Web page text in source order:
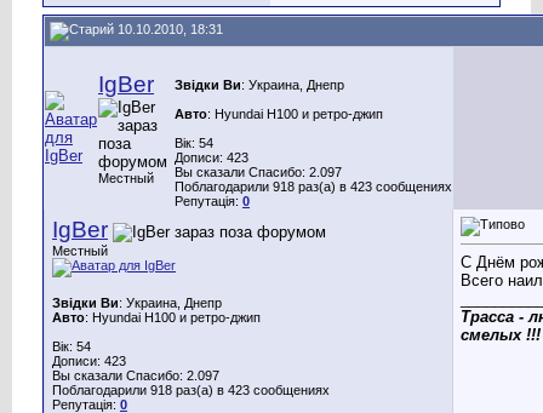
10.10.2010, 18:31
IgBer
Местный
Звідки Ви: Украина, Днепр
Авто: Hyundai H100 и ретро-джип
Вік: 54
Дописи: 423
Вы сказали Спасибо: 2.097
Поблагодарили 918 раз(а) в 423 сообщениях
Репутація: 0
IgBer
Местный
Звідки Ви: Украина, Днепр
Авто: Hyundai H100 и ретро-джип
Вік: 54
Дописи: 423
Вы сказали Спасибо: 2.097
Поблагодарили 918 раз(а) в 423 сообщениях
Репутація: 0
С Днём
Всего
Трасса -
смелых !!!